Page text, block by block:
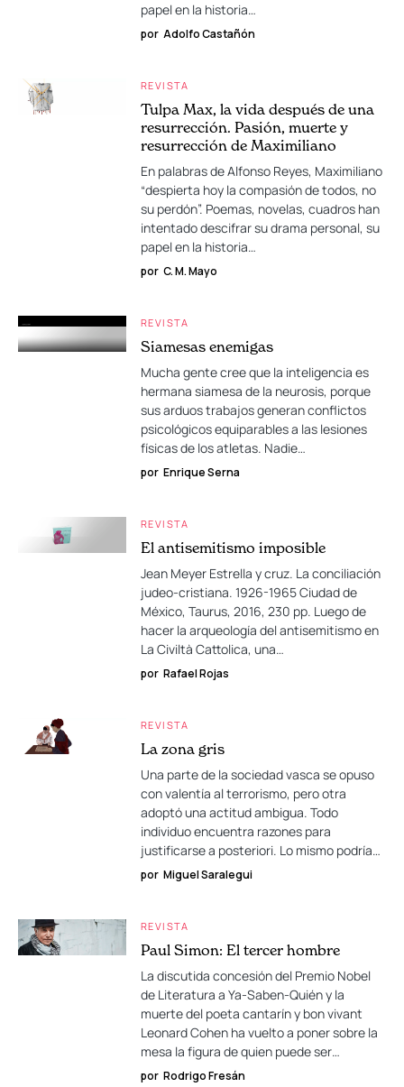
papel en la historia…
por Adolfo Castañón
REVISTA
Tulpa Max, la vida después de una
resurrección. Pasión, muerte y
resurrección de Maximiliano
En palabras de Alfonso Reyes, Maximiliano
“despierta hoy la compasión de todos, no
su perdón”. Poemas, novelas, cuadros han
intentado descifrar su drama personal, su
papel en la historia…
por C. M. Mayo
REVISTA
Siamesas enemigas
Mucha gente cree que la inteligencia es
hermana siamesa de la neurosis, porque
sus arduos trabajos generan conflictos
psicológicos equiparables a las lesiones
físicas de los atletas. Nadie…
por Enrique Serna
REVISTA
El antisemitismo imposible
Jean Meyer Estrella y cruz. La conciliación
judeo-cristiana. 1926-1965 Ciudad de
México, Taurus, 2016, 230 pp. Luego de
hacer la arqueología del antisemitismo en
La Civiltà Cattolica, una…
por Rafael Rojas
REVISTA
La zona gris
Una parte de la sociedad vasca se opuso
con valentía al terrorismo, pero otra
adoptó una actitud ambigua. Todo
individuo encuentra razones para
justificarse a posteriori. Lo mismo podría…
por Miguel Saralegui
REVISTA
Paul Simon: El tercer hombre
La discutida concesión del Premio Nobel
de Literatura a Ya-Saben-Quién y la
muerte del poeta cantarín y bon vivant
Leonard Cohen ha vuelto a poner sobre la
mesa la figura de quien puede ser…
por Rodrigo Fresán